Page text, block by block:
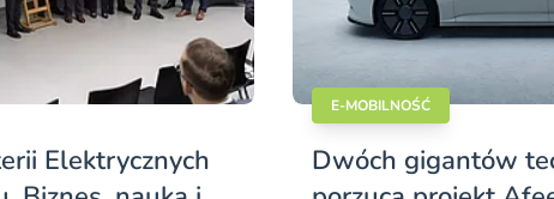
Elektrycznych
E-MOBILNOŚĆ
Dwóch gigantów